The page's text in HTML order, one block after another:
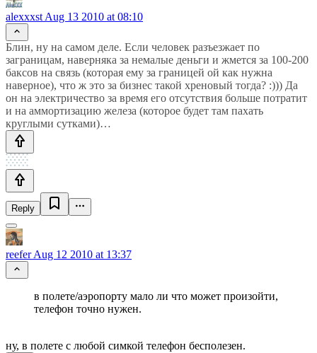
alexxxst Aug 13 2010 at 08:10
Блин, ну на самом деле. Если человек разъезжает по
заграницам, наверняка за немалые деньги и жмется за 100-200
баксов на связь (которая ему за границей ой как нужна
наверное), что ж это за бизнес такой хреновый тогда? :))) Да
он на электричество за время его отсутствия больше потратит
и на аммортизацию железа (которое будет там пахать
круглыми сутками)…
Reply
reeferAug 12 2010 at 13:37
в полете/аэропорту мало ли что может произойти,
телефон точно нужен.
ну, в полете с любой симкой телефон бесполезен.